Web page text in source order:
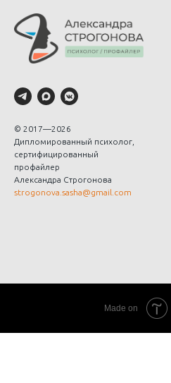
© 2017—2026
Дипломированный психолог,
сертифицированный
профайлер
Александра Строгонова
strogonova.sasha@gmail.com
Made on